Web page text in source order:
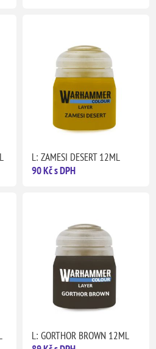
L: ZAMESI DESERT 12ML
90 Kč s DPH
L: GORTHOR BROWN 12ML